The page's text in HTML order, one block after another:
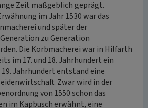
Zeit maßgeblich geprägt.
im Jahr 1530 war das
und später der
zu Generation
Die Korbmacherei war in Hilfarth
im 17. und 18. Jahrhundert ein
Jahrhundert entstand eine
Zwar wird in der
von 1550 schon das
im Kapbusch erwähnt, eine